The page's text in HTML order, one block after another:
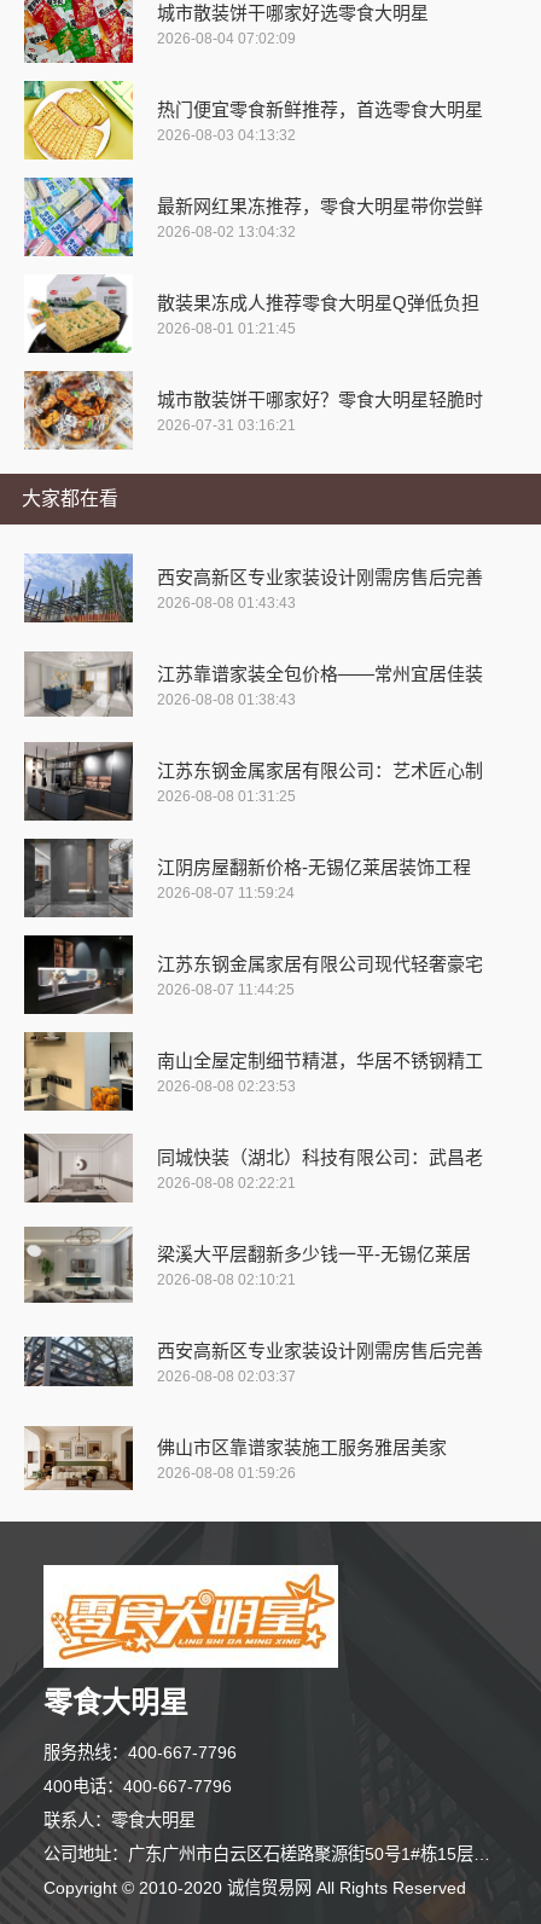
城市散装饼干哪家好选零食大明星
2026-08-04 07:02:09
热门便宜零食新鲜推荐，首选零食大明星
2026-08-03 04:13:32
最新网红果冻推荐，零食大明星带你尝鲜
2026-08-02 13:04:32
散装果冻成人推荐零食大明星Q弹低负担
2026-08-01 01:21:45
城市散装饼干哪家好？零食大明星轻脆时
2026-07-31 03:16:21
大家都在看
西安高新区专业家装设计刚需房售后完善
2026-08-08 01:43:43
江苏靠谱家装全包价格——常州宜居佳装
2026-08-08 01:38:43
江苏东钢金属家居有限公司：艺术匠心制
2026-08-08 01:31:25
江阴房屋翻新价格-无锡亿莱居装饰工程
2026-08-07 11:59:24
江苏东钢金属家居有限公司现代轻奢豪宅
2026-08-07 11:44:25
南山全屋定制细节精湛，华居不锈钢精工
2026-08-08 02:23:53
同城快装（湖北）科技有限公司：武昌老
2026-08-08 02:22:21
梁溪大平层翻新多少钱一平-无锡亿莱居
2026-08-08 02:10:21
西安高新区专业家装设计刚需房售后完善
2026-08-08 02:03:37
佛山市区靠谱家装施工服务雅居美家
2026-08-08 01:59:26
零食大明星
服务热线：400-667-7796
400电话：400-667-7796
联系人：零食大明星
公司地址：广东广州市白云区石槎路聚源街50号1#栋15层1508室
Copyright © 2010-2020 诚信贸易网 All Rights Reserved